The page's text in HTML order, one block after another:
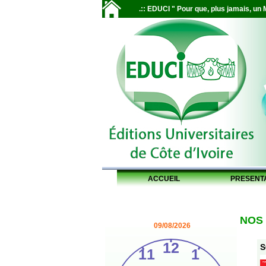
.:: EDUCI " Pour que, plus jamais,
ACCUEIL
09/08/2026 NOS